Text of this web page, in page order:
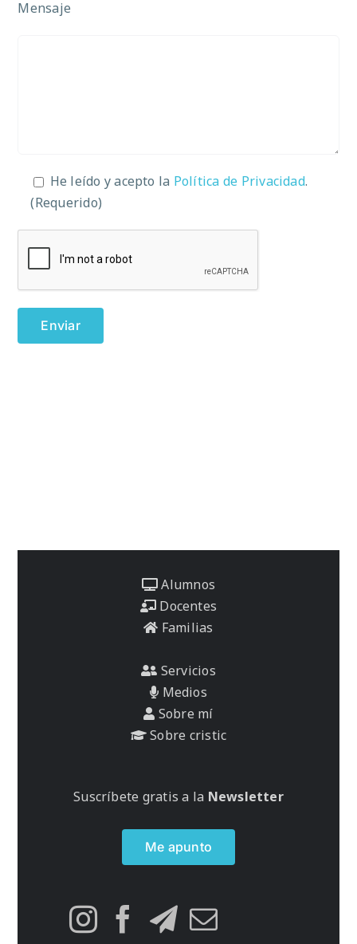
Mensaje
He leído y acepto la Política de Privacidad.
(Requerido)
Alumnos
Docentes
Familias
Servicios
Medios
Sobre mí
Sobre cristic
Suscríbete gratis a la Newsletter
Me apunto